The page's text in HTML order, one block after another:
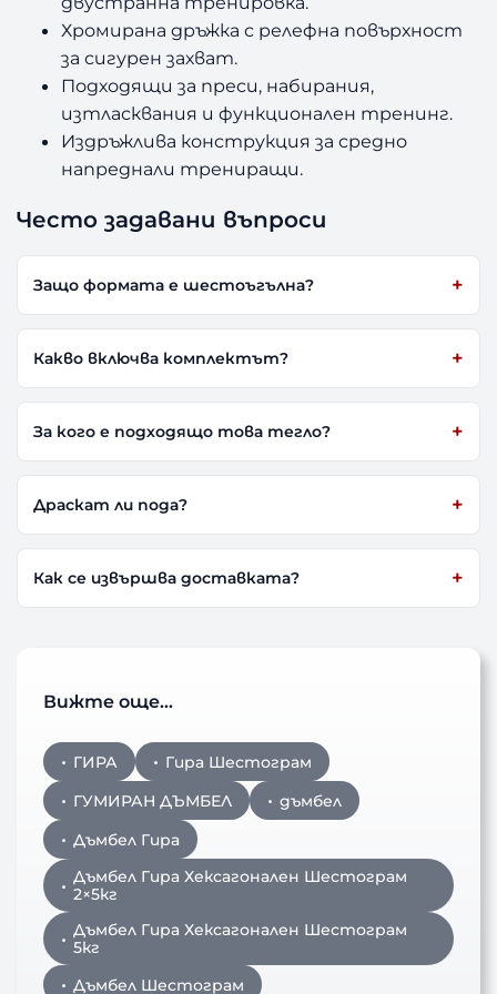
Хромирана дръжка с релефна повърхност
за сигурен захват.
Подходящи за преси, набирания,
изтласквания и функционален тренинг.
Издръжлива конструкция за средно
напреднали трениращи.
Често задавани въпроси
Защо формата е шестоъгълна?
Какво включва комплектът?
За кого е подходящо това тегло?
Драскат ли пода?
Как се извършва доставката?
Вижте още…
ГИРА
Гира Шестограм
ГУМИРАН ДЪМБЕЛ
дъмбел
Дъмбел Гира
Дъмбел Гира Хексагонален Шестограм
2×5кг
Дъмбел Гира Хексагонален Шестограм
5кг
Дъмбел Шестограм